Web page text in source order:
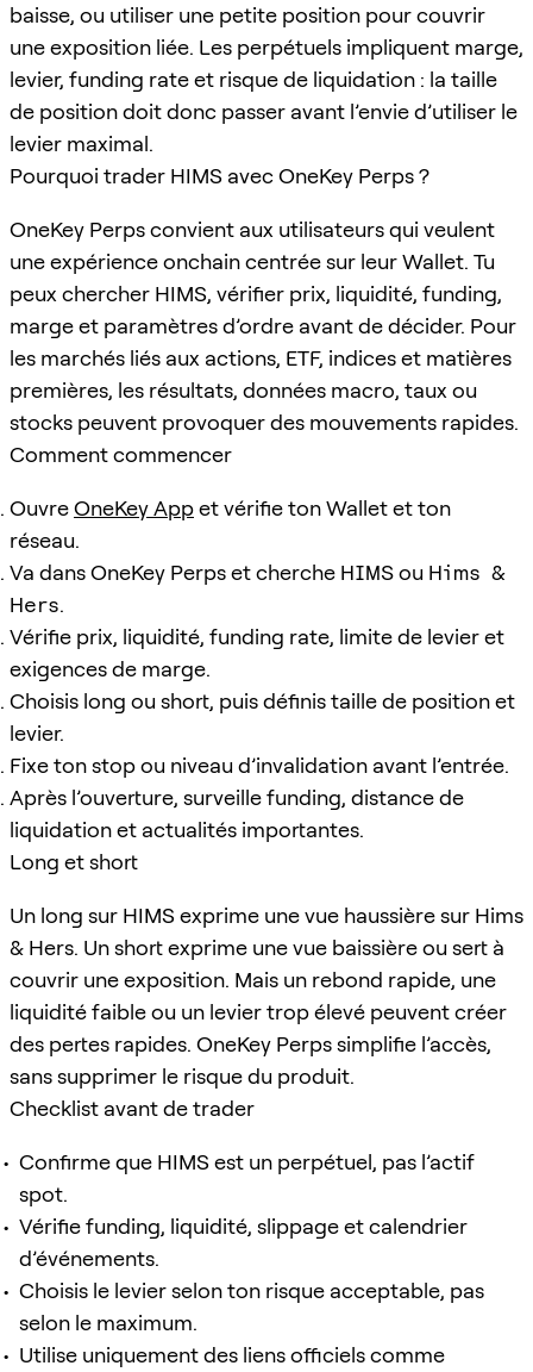
baisse, ou utiliser une petite position pour couvrir
une exposition liée. Les perpétuels impliquent marge,
levier, funding rate et risque de liquidation : la taille
de position doit donc passer avant l’envie d’utiliser le
levier maximal.
Pourquoi trader HIMS avec OneKey Perps ?
OneKey Perps convient aux utilisateurs qui veulent
une expérience onchain centrée sur leur Wallet. Tu
peux chercher HIMS, vérifier prix, liquidité, funding,
marge et paramètres d’ordre avant de décider. Pour
les marchés liés aux actions, ETF, indices et matières
premières, les résultats, données macro, taux ou
stocks peuvent provoquer des mouvements rapides.
Comment commencer
OuvreOneKey Appet vérifie ton Wallet et ton
réseau.
Va dans OneKey Perps et cherche HIMSou Hims &
Hers.
Vérifie prix, liquidité, funding rate, limite de levier et
exigences de marge.
Choisis long ou short, puis définis taille de position et
levier.
Fixe ton stop ou niveau d’invalidation avant l’entrée.
Après l’ouverture, surveille funding, distance de
liquidation et actualités importantes.
Long et short
Un long sur HIMS exprime une vue haussière sur Hims
& Hers. Un short exprime une vue baissière ou sert à
couvrir une exposition. Mais un rebond rapide, une
liquidité faible ou un levier trop élevé peuvent créer
des pertes rapides. OneKey Perps simplifie l’accès,
sans supprimer le risque du produit.
Checklist avant de trader
Confirme que HIMS est un perpétuel, pas l’actif
spot.
Vérifie funding, liquidité, slippage et calendrier
d’événements.
Choisis le levier selon ton risque acceptable, pas
selon le maximum.
Utilise uniquement des liens officiels comme